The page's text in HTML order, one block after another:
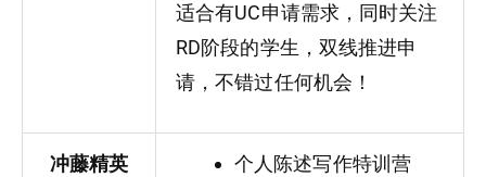
适合有UC申请需求，同时关注
RD阶段的学生，双线推进申
请，不错过任何机会！
冲藤精英 个人陈述写作特训营